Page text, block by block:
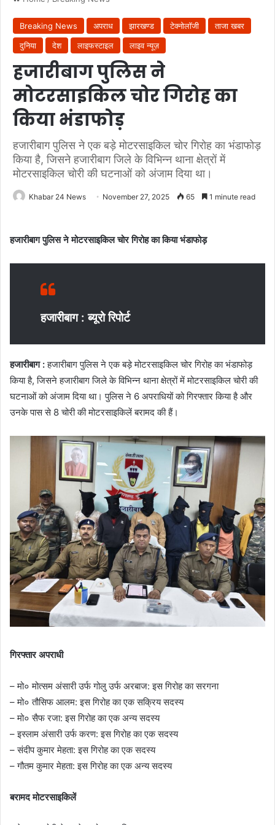
Breaking News अपराध झारखण्ड टेक्नोलॉजी
ताजा खबर
दुनिया
देश लाइफस्टाइल लाइव न्यूज़
हजारीबाग पुलिस ने
मोटरसाइकिल चोर गिरोह का
किया भंडाफोड़
हजारीबाग पुलिस ने एक बड़े मोटरसाइकिल चोर गिरोह का भंडाफोड़
किया है, जिसने हजारीबाग जिले के विभिन्न थाना क्षेत्रों में
मोटरसाइकिल चोरी की घटनाओं को अंजाम दिया था।
Khabar 24 News November 27, 2025 65 1 minute read
हजारीबाग पुलिस ने मोटरसाइकिल चोर गिरोह का किया भंडाफोड़
हजारीबाग : ब्यूरो रिपोर्ट
हजारीबाग :हजारीबाग पुलिस ने एक बड़े मोटरसाइकिल चोर गिरोह का भंडाफोड़
किया है, जिसने हजारीबाग जिले के विभिन्न थाना क्षेत्रों में मोटरसाइकिल चोरी की
घटनाओं को अंजाम दिया था। पुलिस ने 6 अपराधियों को गिरफ्तार किया है और
उनके पास से 8 चोरी की मोटरसाइकिलें बरामद की हैं।
गिरफ्तार अपराधी
– मो० मोत्सम अंसारी उर्फ गोलु उर्फ अरबाज: इस गिरोह का सरगना
– मो० तौसिफ आलम: इस गिरोह का एक सक्रिय सदस्य
– मो० सैफ रजा: इस गिरोह का एक अन्य सदस्य
– इस्लाम अंसारी उर्फ करण: इस गिरोह का एक सदस्य
– संदीप कुमार मेहता: इस गिरोह का एक सदस्य
– गौतम कुमार मेहता: इस गिरोह का एक अन्य सदस्य
बरामद मोटरसाइकिलें